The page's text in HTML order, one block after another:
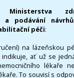
Ministerstva
a podávání
péči:
na lázeňskou
ať už se
lékaře
To souvisí s